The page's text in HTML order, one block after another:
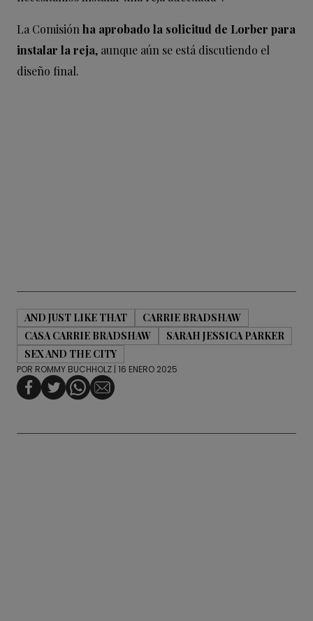
La Comisión ha aprobado la solicitud de Lorber para
instalar la reja, aunque aún se está discutiendo el
diseño final.
AND JUST LIKE THAT
CARRIE BRADSHAW
CASA CARRIE BRADSHAW
SARAH JESSICA PARKER
SEX AND THE CITY
POR ROMMY BUCHHOLZ | 16 ENERO 2025